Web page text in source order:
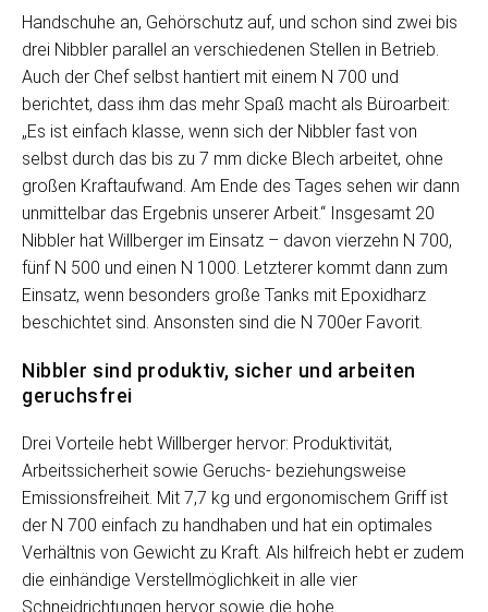
Handschuhe an, Gehörschutz auf, und schon sind zwei bis
drei Nibbler parallel an verschiedenen Stellen in Betrieb.
Auch der Chef selbst hantiert mit einem N 700 und
berichtet, dass ihm das mehr Spaß macht als Büroarbeit:
„Es ist einfach klasse, wenn sich der Nibbler fast von
selbst durch das bis zu 7 mm dicke Blech arbeitet, ohne
großen Kraftaufwand. Am Ende des Tages sehen wir dann
unmittelbar das Ergebnis unserer Arbeit.“ Insgesamt 20
Nibbler hat Willberger im Einsatz – davon vierzehn N 700,
fünf N 500 und einen N 1000. Letzterer kommt dann zum
Einsatz, wenn besonders große Tanks mit Epoxidharz
beschichtet sind. Ansonsten sind die N 700er Favorit.
Nibbler sind produktiv, sicher und arbeiten
geruchsfrei
Drei Vorteile hebt Willberger hervor: Produktivität,
Arbeitssicherheit sowie Geruchs- beziehungsweise
Emissionsfreiheit. Mit 7,7 kg und ergonomischem Griff ist
der N 700 einfach zu handhaben und hat ein optimales
Verhältnis von Gewicht zu Kraft. Als hilfreich hebt er zudem
die einhändige Verstellmöglichkeit in alle vier
Schneidrichtungen hervor sowie die hohe